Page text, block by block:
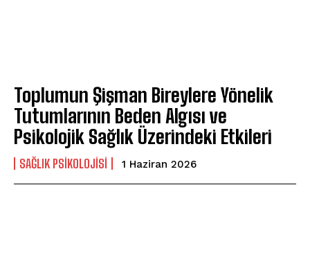
Toplumun Şişman Bireylere Yönelik
Tutumlarının Beden Algısı ve
Psikolojik Sağlık Üzerindeki Etkileri
SAĞLIK PSIKOLOJISI 1 Haziran 2026